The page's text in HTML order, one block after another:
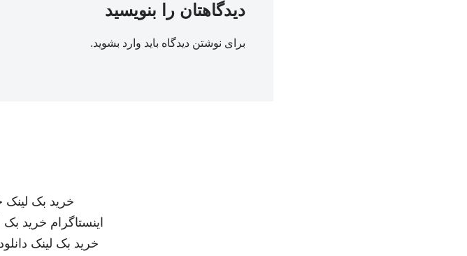
دیدگاهتان را بنویسید
برای نوشتن دیدگاه باید وارد بشوید.
خرید بک لینک
اینستاگرام خرید بک
خرید بک لینک